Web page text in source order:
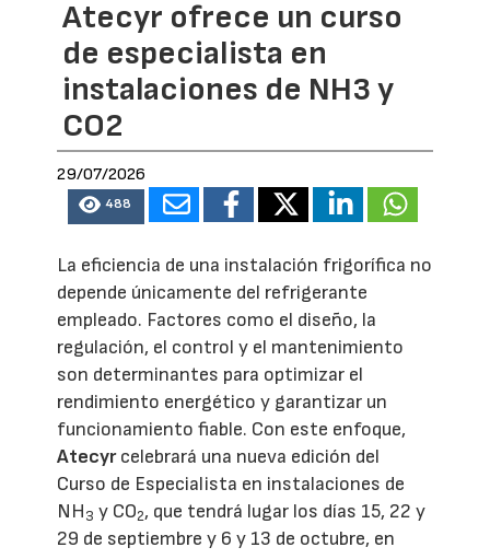
Atecyr ofrece un curso
de especialista en
instalaciones de NH3 y
CO2
29/07/2026
488
La eficiencia de una instalación frigorífica no
depende únicamente del refrigerante
empleado. Factores como el diseño, la
regulación, el control y el mantenimiento
son determinantes para optimizar el
rendimiento energético y garantizar un
funcionamiento fiable. Con este enfoque,
Atecyrcelebrará una nueva edición del
Curso de Especialista en instalaciones de
NH3 y CO2, que tendrá lugar los días 15, 22 y
29 de septiembre y 6 y 13 de octubre, en